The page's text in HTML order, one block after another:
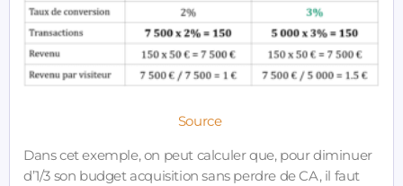
Source
Dans cet exemple, on peut calculer que, pour diminuer
d’1/3 son budget acquisition sans perdre de CA, il faut